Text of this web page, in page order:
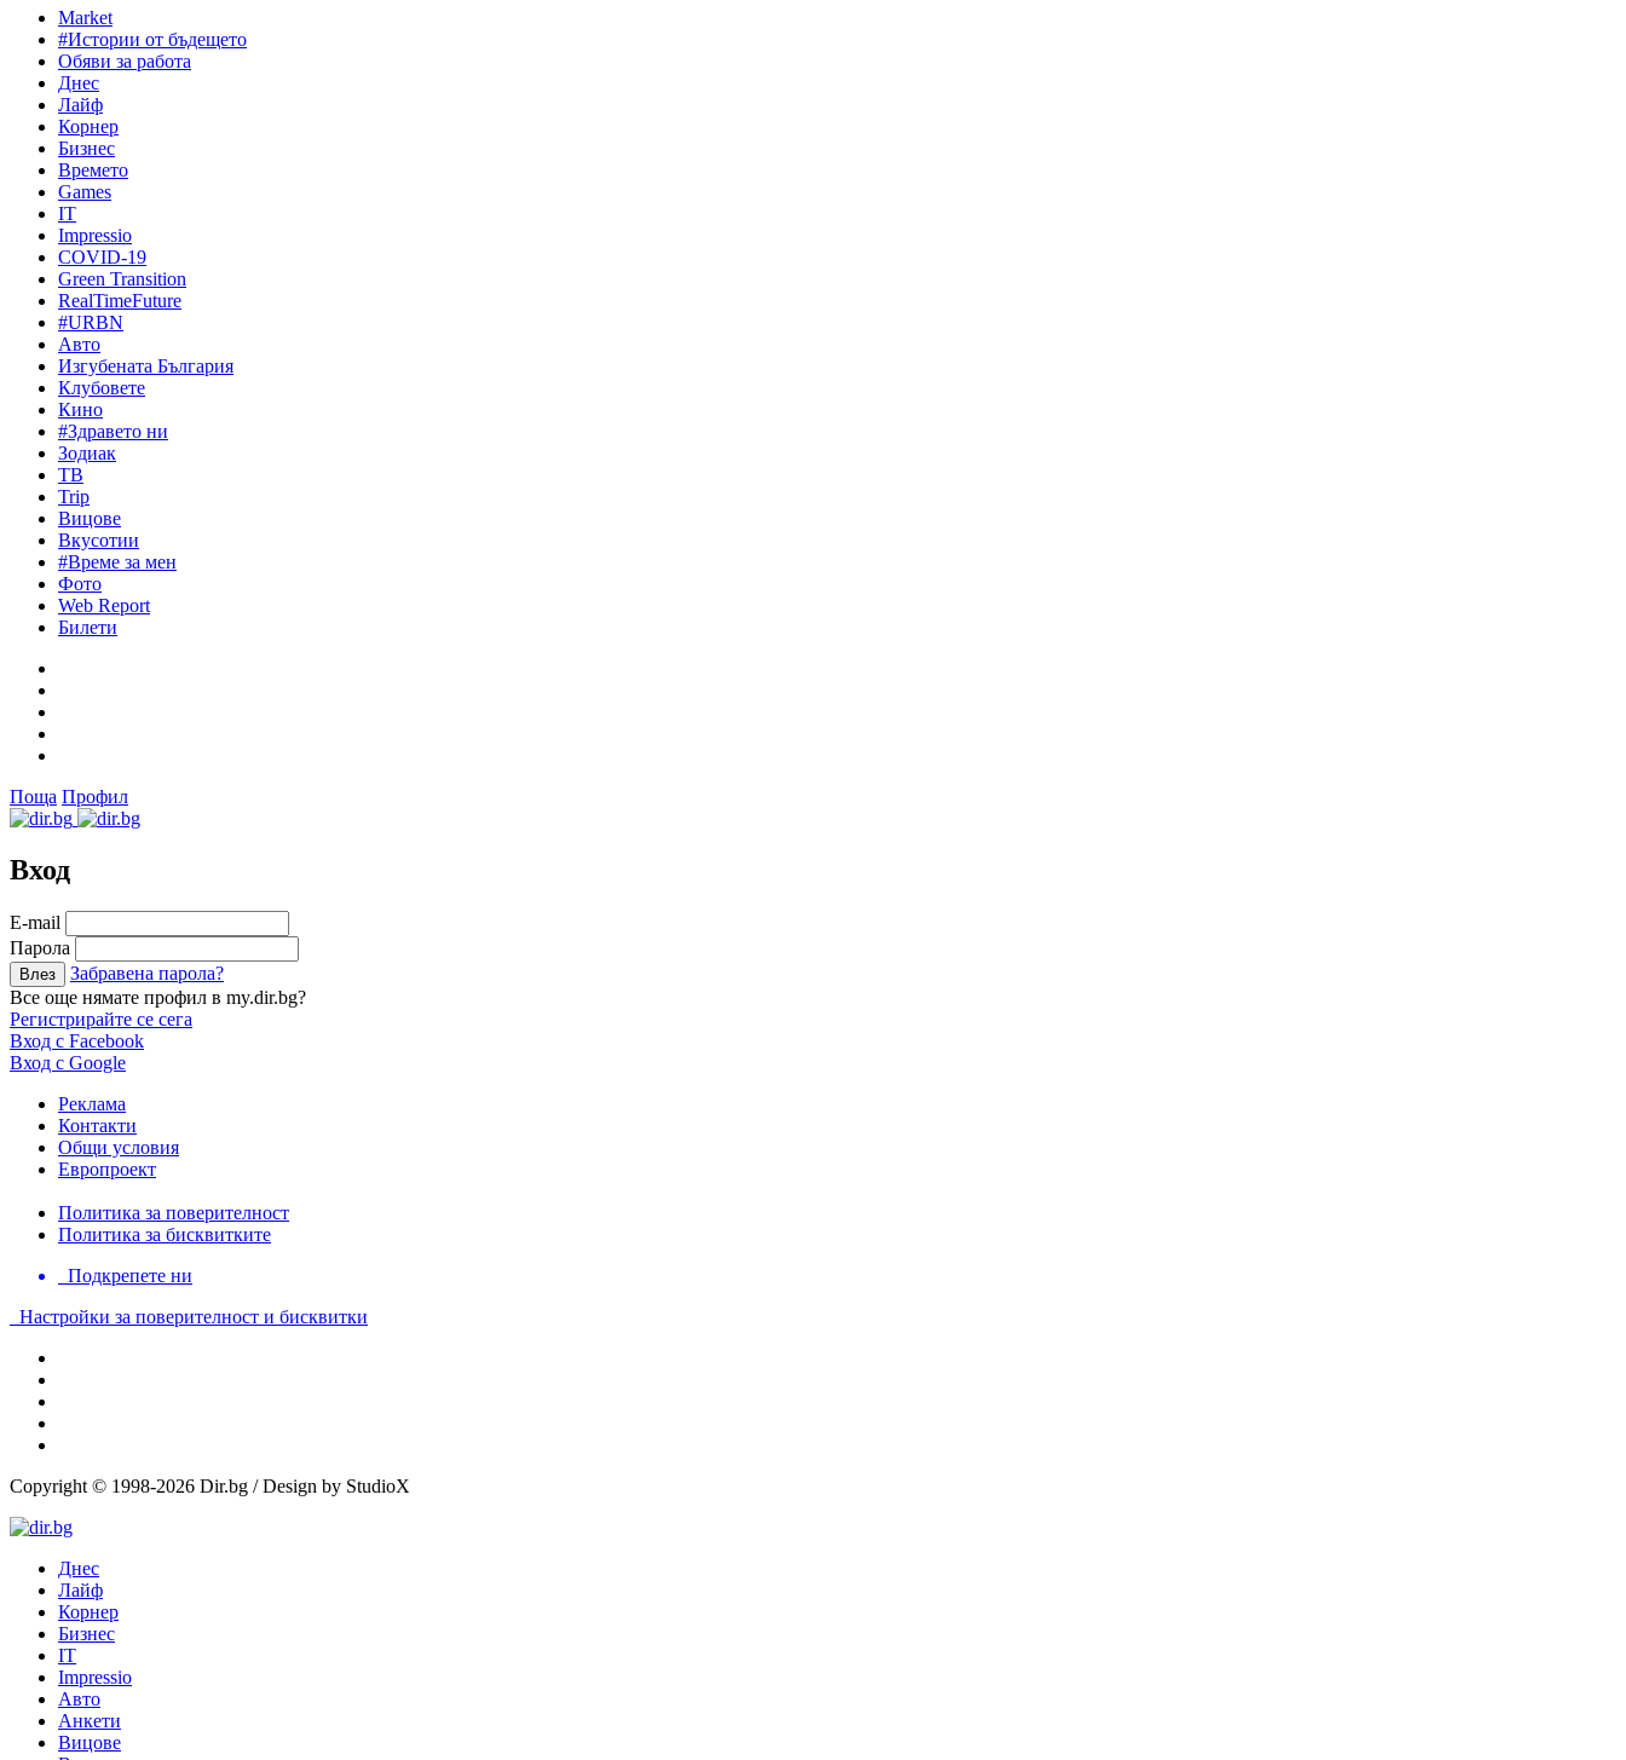
Market
#Истории от бъдещето
Обяви за работа
Днес
Лайф
Корнер
Бизнес
Времето
Games
IT
Impressio
COVID-19
Green Transition
RealTimeFuture
#URBN
Авто
Изгубената България
Клубовете
Кино
#Здравето ни
Зодиак
ТВ
Trip
Вицове
Вкусотии
#Време за мен
Фото
Web Report
Билети
Поща Профил
Вход
Е-mail
Парола
Забравена парола?
Все още нямате профил в my.dir.bg?
Регистрирайте се сега
Вход с Facebook
Вход с Google
Реклама
Контакти
Общи условия
Европроект
Политика за поверителност
Политика за бисквитките
Подкрепете ни
Настройки за поверителност и бисквитки
Copyright © 1998-2026 Dir.bg / Design by StudioX
Днес
Лайф
Корнер
Бизнес
IT
Impressio
Авто
Анкети
Вицове